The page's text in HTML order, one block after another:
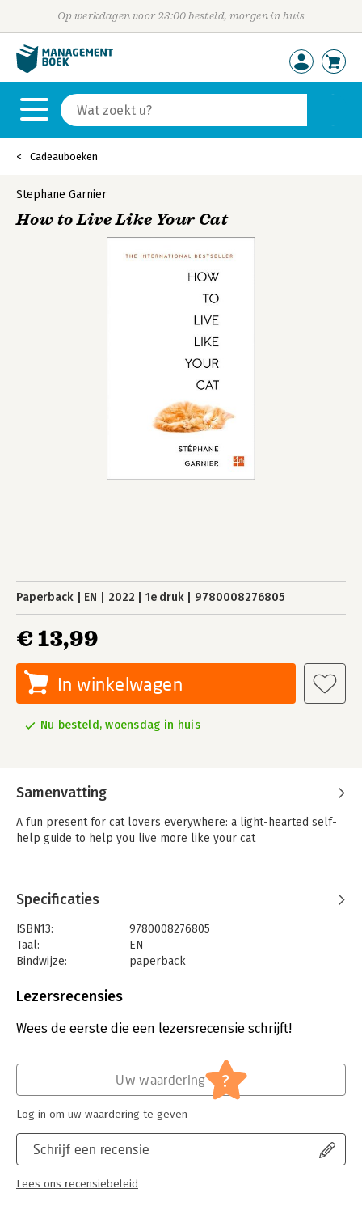
Op werkdagen voor 23:00 besteld, morgen in huis
Cadeauboeken
Stephane Garnier
How to Live Like Your Cat
Paperback EN 2022 1e druk 9780008276805
€ 13,99
In winkelwagen
Nu besteld, woensdag in huis
Samenvatting
A fun present for cat lovers everywhere: a light-hearted self-
help guide to help you live more like your cat
Specificaties
ISBN13:
9780008276805
Taal:
EN
Bindwijze:
paperback
Uitgever:
Verschijningsdatum:
16-4-2022
Spiritualiteit
Lezersrecensies
Wees de eerste die een lezersrecensie schrijft!
Schrijf een recensie
Lees ons recensiebeleid
Uw waardering ?
Log in om uw waardering te geven